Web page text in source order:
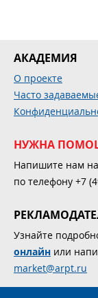
АКАДЕМИЯ
О проекте
Часто
НУЖНА
Напишите нам
по телефону +7
Узнайте
онлайн или
market@arpt.ru